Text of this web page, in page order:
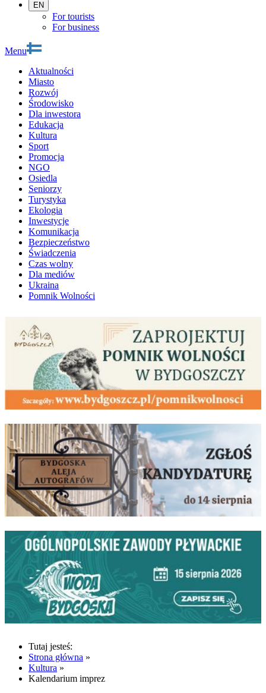
EN
For tourists
For business
Menu
Aktualności
Miasto
Rozwój
Środowisko
Dla inwestora
Edukacja
Kultura
Sport
Promocja
NGO
Osiedla
Seniorzy
Turystyka
Ekologia
Inwestycje
Komunikacja
Bezpieczeństwo
Świadczenia
Czas wolny
Dla mediów
Ukraina
Pomnik Wolności
Tutaj jesteś:
Strona główna »
Kultura »
Kalendarium imprez